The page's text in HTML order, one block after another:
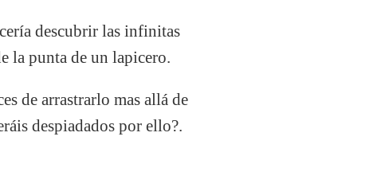
descubrir las infinitas
la punta de un lapicero.
de arrastrarlo mas allá de
despiadados por ello?.